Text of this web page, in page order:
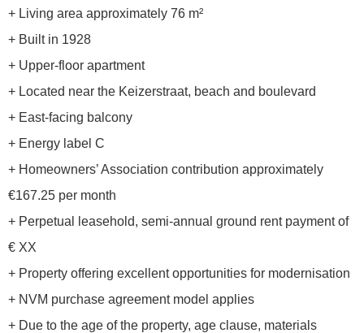
+ Living area approximately 76 m²
+ Built in 1928
+ Upper-floor apartment
+ Located near the Keizerstraat, beach and boulevard
+ East-facing balcony
+ Energy label C
+ Homeowners’ Association contribution approximately
€167.25 per month
+ Perpetual leasehold, semi-annual ground rent payment of
€ XX
+ Property offering excellent opportunities for modernisation
+ NVM purchase agreement model applies
+ Due to the age of the property, age clause, materials